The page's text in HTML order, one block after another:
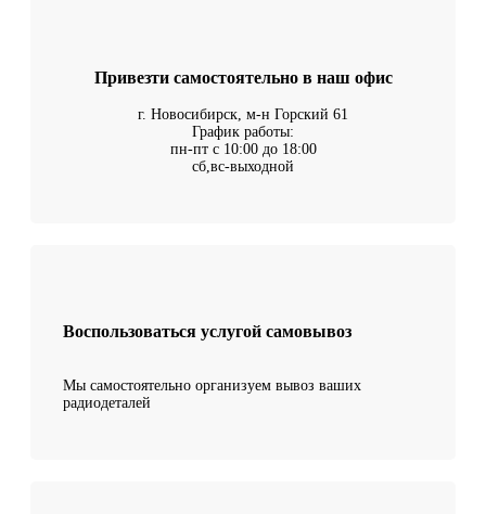
Привезти самостоятельно в наш офис
г. Новосибирск, м-н Горский 61
График работы:
пн-пт с 10:00 до 18:00
сб,вс-выходной
Воспользоваться услугой самовывоз
Мы самостоятельно организуем вывоз ваших
радиодеталей